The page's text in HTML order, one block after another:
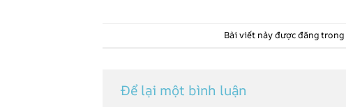
Bài viết này được đăng trong
Để lại một bình luận